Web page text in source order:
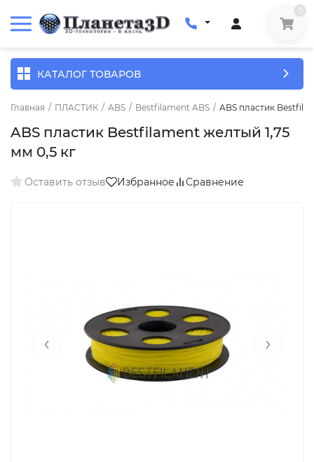
КАТАЛОГ ТОВАРОВ
Главная / ПЛАСТИК / ABS / Bestfilament ABS / ABS пластик
ABS пластик Bestfilament желтый 1,75
мм 0,5 кг
Оставить отзыв Избранное Сравнение
‹ ›